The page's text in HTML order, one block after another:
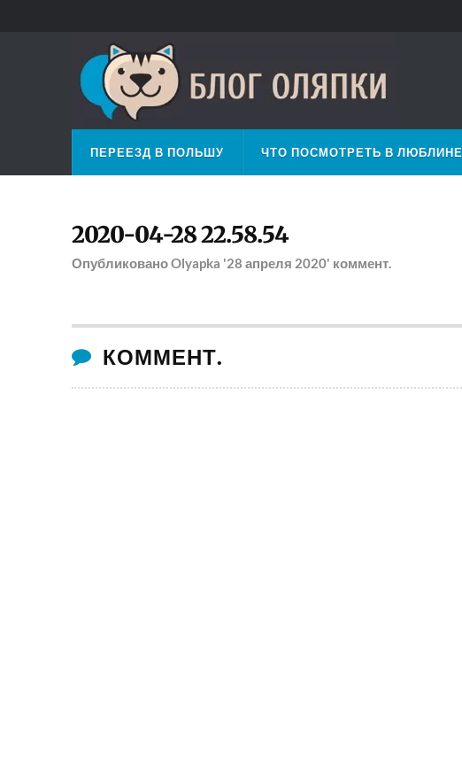
ПЕРЕЕЗД В ПОЛЬШУ ЧТО ПОСМОТРЕТЬ В ЛЮБЛИНЕ
2020-04-28 22.58.54
ОпубликованоOlyapka '28 апреля 2020' коммент.
КОММЕНТ.